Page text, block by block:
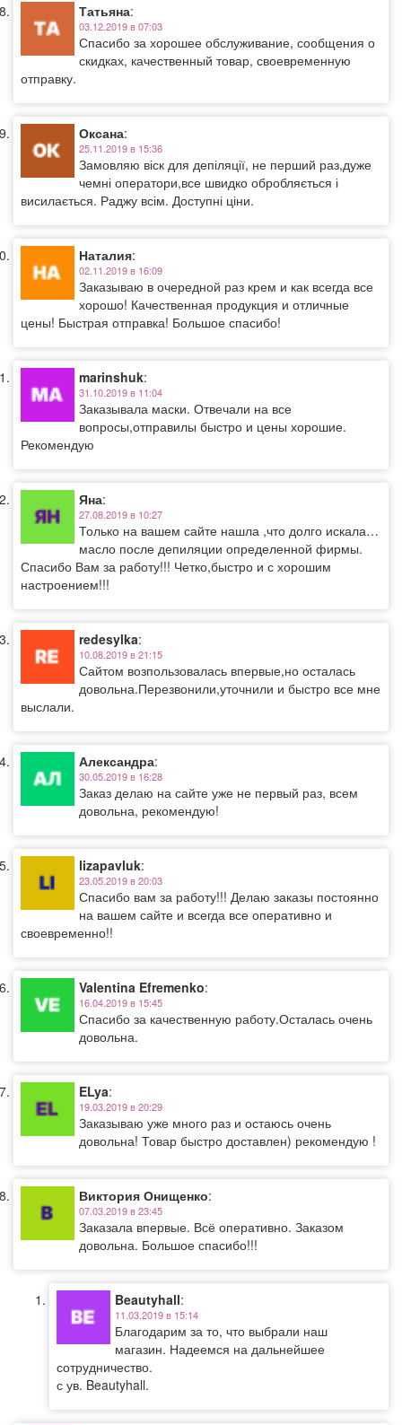
Татьяна:
03.12.2019 в 07:03
Спасибо за хорошее обслуживание, сообщения о
скидках, качественный товар, своевременную
отправку.
Оксана:
25.11.2019 в 15:36
Замовляю віск для депіляції, не перший раз,дуже
чемні оператори,все швидко обробляється і
висилається. Раджу всім. Доступні ціни.
Наталия:
02.11.2019 в 16:09
Заказываю в очередной раз крем и как всегда все
хорошо! Качественная продукция и отличные
цены! Быстрая отправка! Большое спасибо!
marinshuk:
31.10.2019 в 11:04
Заказывала маски. Отвечали на все
вопросы,отправилы быстро и цены хорошие.
Рекомендую
Яна:
27.08.2019 в 10:27
Только на вашем сайте нашла ,что долго искала…
масло после депиляции определенной фирмы.
Спасибо Вам за работу!!! Четко,быстро и с хорошим
настроением!!!
redesylka:
10.08.2019 в 21:15
Сайтом возпользовалась впервые,но осталась
довольна.Перезвонили,уточнили и быстро все мне
выслали.
Александра:
30.05.2019 в 16:28
Заказ делаю на сайте уже не первый раз, всем
довольна, рекомендую!
lizapavluk:
23.05.2019 в 20:03
Спасибо вам за работу!!! Делаю заказы постоянно
на вашем сайте и всегда все оперативно и
своевременно!!
Valentina Efremenko:
16.04.2019 в 15:45
Спасибо за качественную работу.Осталась очень
довольна.
ELya:
19.03.2019 в 20:29
Заказываю уже много раз и остаюсь очень
довольна! Товар быстро доставлен) рекомендую !
Виктория Онищенко:
07.03.2019 в 23:45
Заказала впервые. Всё оперативно. Заказом
довольна. Большое спасибо!!!
Beautyhall:
11.03.2019 в 15:14
Благодарим за то, что выбрали наш
магазин. Надеемся на дальнейшее
сотрудничество.
с ув. Beautyhall.